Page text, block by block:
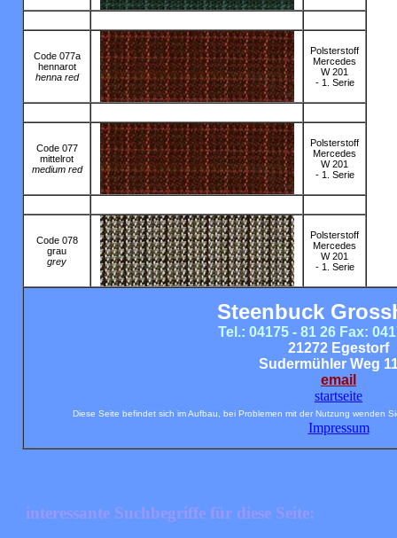
Code 077a
hennarot
henna red
Polsterstoff
Mercedes
W 201
- 1. Serie
Code 077
mittelrot
medium red
Polsterstoff
Mercedes
W 201
- 1. Serie
Code 078
grau
grey
Polsterstoff
Mercedes
W 201
- 1. Serie
Steenbuck
Tel.: 04175 - 81 26 Fax:
21272 Egestorf
Sudermühler Weg
email
startseite
Diese Seite befindet sich im Aufbau, bei Problemen mit der Nutzung wenden
Impressum
interessante Suchbegriffe für diese Seite: